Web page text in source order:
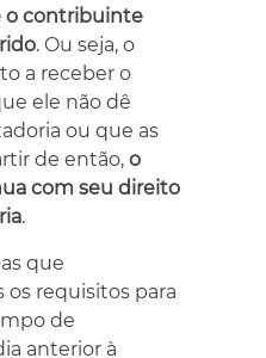
o contribuinte
. Ou seja, o
a receber o
ele não dê
ou que as
de então, o
com seu direito
.
que
requisitos para
de
anterior à